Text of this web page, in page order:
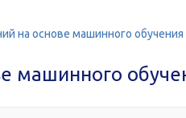
на основе машинного обучения
машинного